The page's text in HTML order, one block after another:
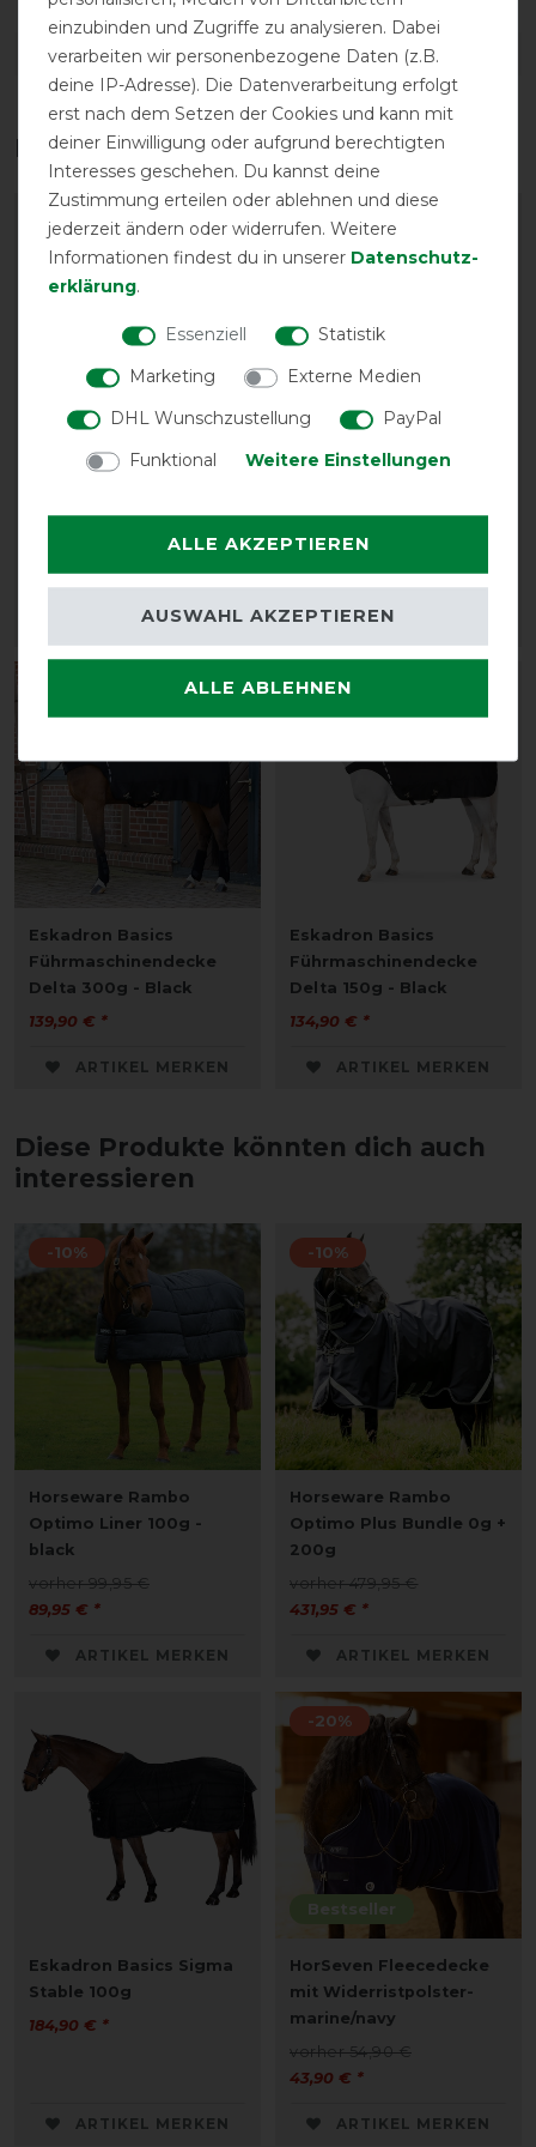
DETAILS ZUR PRODUKTSICHERHEIT
Das perfekte Zubehör für dich
Eskadron Basics
250g - Darknavy
ARTIKEL MERKEN
-10%
Eskadron Basics
Darknavy
vorher 154,90 €
139,45 € *
ARTIKEL MERKEN
Eskadron Basics
Führmaschinendecke
Delta 300g - Black
139,90 € *
ARTIKEL MERKEN
Eskadron Basics
Führmaschinendecke
Delta 150g - Black
134,90 € *
ARTIKEL MERKEN
Diese Produkte könnten dich auch
interessieren
-10%
Horseware Rambo
Optimo Liner 100g -
black
vorher 99,95 €
89,95 € *
ARTIKEL MERKEN
-10%
Horseware Rambo
Optimo Plus Bundle 0g +
200g
vorher 479,95 €
431,95 € *
ARTIKEL MERKEN
Eskadron Basics Sigma
Stable 100g
184,90 € *
ARTIKEL MERKEN
Bestseller
-20%
HorSeven Fleecedecke
mit Widerristpolster-
marine/navy
vorher 54,90 €
43,90 € *
ARTIKEL MERKEN
einzubinden und Zugriffe zu analysieren. Dabei
verarbeiten wir personenbezogene Daten (z.B.
deine IP-Adresse). Die Datenverarbeitung erfolgt
erst nach dem Setzen der Cookies und kann mit
deiner Einwilligung oder aufgrund berechtigten
Interesses geschehen. Du kannst deine
Zustimmung erteilen oder ablehnen und diese
jederzeit ändern oder widerrufen. Weitere
Informationen findest du in unserer Daten­schutz­
erklärung.
Essenziell
Statistik
Marketing
Externe Medien
DHL Wunschzustellung
PayPal
Funktional
Weitere Einstellungen
ALLE AKZEPTIEREN
ALLE ABLEHNEN
AUSWAHL AKZEPTIEREN